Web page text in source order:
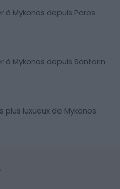
à Mykonos depuis Paros
à Mykonos depuis Santorin
plus luxueux de Mykonos